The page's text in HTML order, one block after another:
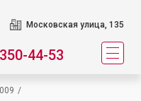
Московская улица, 135
44-53
/